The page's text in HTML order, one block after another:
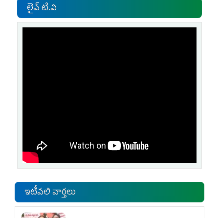
లైవ్ టి.వి
ఇటీవలి వార్తలు